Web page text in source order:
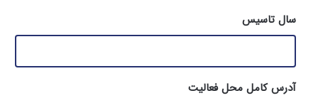
سال تاسیس
آدرس کامل محل فعالیت